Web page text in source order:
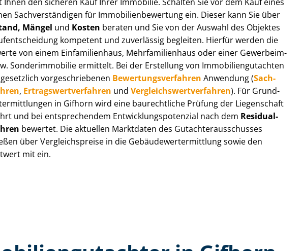
Sach­ver­stän­di­gen für Im­mo­bi­li­en­be­wer­tung ein. Dieser kann Sie über
Mängel und Kosten beraten und Sie von der Auswahl des Objektes
kompetent und zuverlässig begleiten. Hierfür werden die
von einem Einfamilienhaus, Mehr­fa­mi­li­en­haus oder einer Ge­wer­be­im­
Sonderimmobilie ermittelt. Bei der Erstellung von Im­mo­bi­li­en­gut­ach­ten
vor­ge­schrie­be­nen Be­wer­tungs­ver­fah­ren Anwendung (Sach­
, Er­trags­wert­ver­fah­ren und Ver­gleichs­wert­ver­fah­ren). Für Grund­
in Gifhorn wird eine baurechtliche Prüfung der Liegenschaft
und bei entsprechendem Ent­wick­lungs­po­ten­zi­al nach dem Re­si­du­al­
bewertet. Die aktuellen Marktdaten des Gut­ach­ter­aus­schus­ses
über Ver­gleichs­prei­se in die Ge­bäu­de­wert­ermitt­lung sowie den
mit ein.